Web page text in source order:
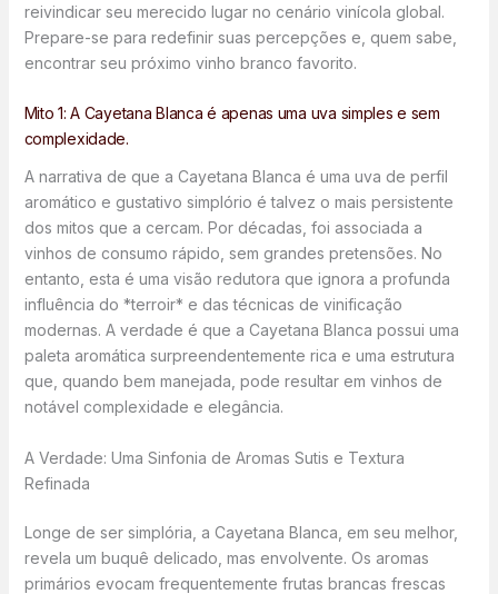
reivindicar seu merecido lugar no cenário vinícola global.
Prepare-se para redefinir suas percepções e, quem sabe,
encontrar seu próximo vinho branco favorito.
Mito 1: A Cayetana Blanca é apenas uma uva simples e sem
complexidade.
A narrativa de que a Cayetana Blanca é uma uva de perfil
aromático e gustativo simplório é talvez o mais persistente
dos mitos que a cercam. Por décadas, foi associada a
vinhos de consumo rápido, sem grandes pretensões. No
entanto, esta é uma visão redutora que ignora a profunda
influência do *terroir* e das técnicas de vinificação
modernas. A verdade é que a Cayetana Blanca possui uma
paleta aromática surpreendentemente rica e uma estrutura
que, quando bem manejada, pode resultar em vinhos de
notável complexidade e elegância.
A Verdade: Uma Sinfonia de Aromas Sutis e Textura
Refinada
Longe de ser simplória, a Cayetana Blanca, em seu melhor,
revela um buquê delicado, mas envolvente. Os aromas
primários evocam frequentemente frutas brancas frescas